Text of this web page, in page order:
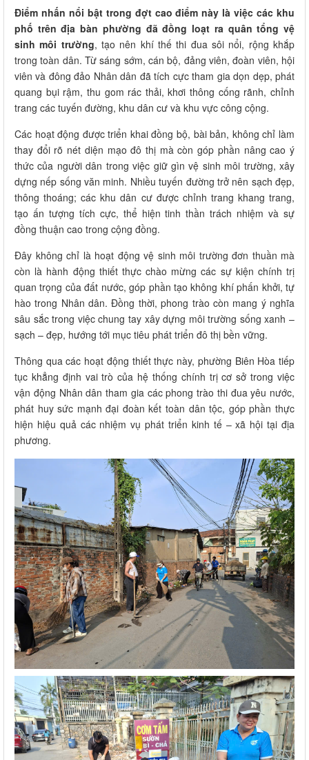
Điểm nhấn nổi bật trong đợt cao điểm này là việc các khu
phố trên địa bàn phường đã đồng loạt ra quân tổng vệ
sinh môi trường, tạo nên khí thế thi đua sôi nổi, rộng khắp
trong toàn dân. Từ sáng sớm, cán bộ, đảng viên, đoàn viên, hội
viên và đông đảo Nhân dân đã tích cực tham gia dọn dẹp, phát
quang bụi rậm, thu gom rác thải, khơi thông cống rãnh, chỉnh
trang các tuyến đường, khu dân cư và khu vực công cộng.
Các hoạt động được triển khai đồng bộ, bài bản, không chỉ làm
thay đổi rõ nét diện mạo đô thị mà còn góp phần nâng cao ý
thức của người dân trong việc giữ gìn vệ sinh môi trường, xây
dựng nếp sống văn minh. Nhiều tuyến đường trở nên sạch đẹp,
thông thoáng; các khu dân cư được chỉnh trang khang trang,
tạo ấn tượng tích cực, thể hiện tinh thần trách nhiệm và sự
đồng thuận cao trong cộng đồng.
Đây không chỉ là hoạt động vệ sinh môi trường đơn thuần mà
còn là hành động thiết thực chào mừng các sự kiện chính trị
quan trọng của đất nước, góp phần tạo không khí phấn khởi, tự
hào trong Nhân dân. Đồng thời, phong trào còn mang ý nghĩa
sâu sắc trong việc chung tay xây dựng môi trường sống xanh –
sạch – đẹp, hướng tới mục tiêu phát triển đô thị bền vững.
Thông qua các hoạt động thiết thực này, phường Biên Hòa tiếp
tục khẳng định vai trò của hệ thống chính trị cơ sở trong việc
vận động Nhân dân tham gia các phong trào thi đua yêu nước,
phát huy sức mạnh đại đoàn kết toàn dân tộc, góp phần thực
hiện hiệu quả các nhiệm vụ phát triển kinh tế – xã hội tại địa
phương.